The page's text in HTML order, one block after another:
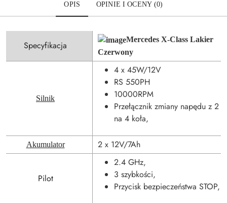
OPIS OPINIE I OCENY (0)
Specyfikacja
Mercedes X-Class Lakier
Czerwony
Silnik
4 x 45W/12V
RS 550PH
10000RPM
Przełącznik zmiany napędu z 2
na 4 koła,
Akumulator 2 x 12V/7Ah
Pilot
2.4 GHz,
3 szybkości,
Przycisk bezpieczeństwa STOP,